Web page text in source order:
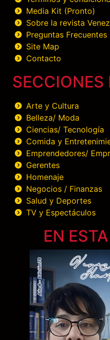
Media Kit (Pronto)
Sobre la revista
Preguntas Frecuentes
Site Map
Contacto
SECCIONES
Arte y Cultura
Belleza/ Moda
Ciencias/ Tecnología
Comida y
Emprendedores/
Gerentes
Homenaje
Negocios / Finanzas
Salud y Deportes
TV y Espectáculos
EN